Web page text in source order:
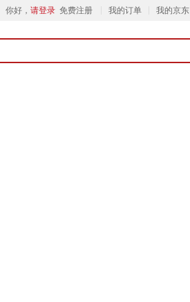
你好， 请登录 免费注册 我的订单 我的京东